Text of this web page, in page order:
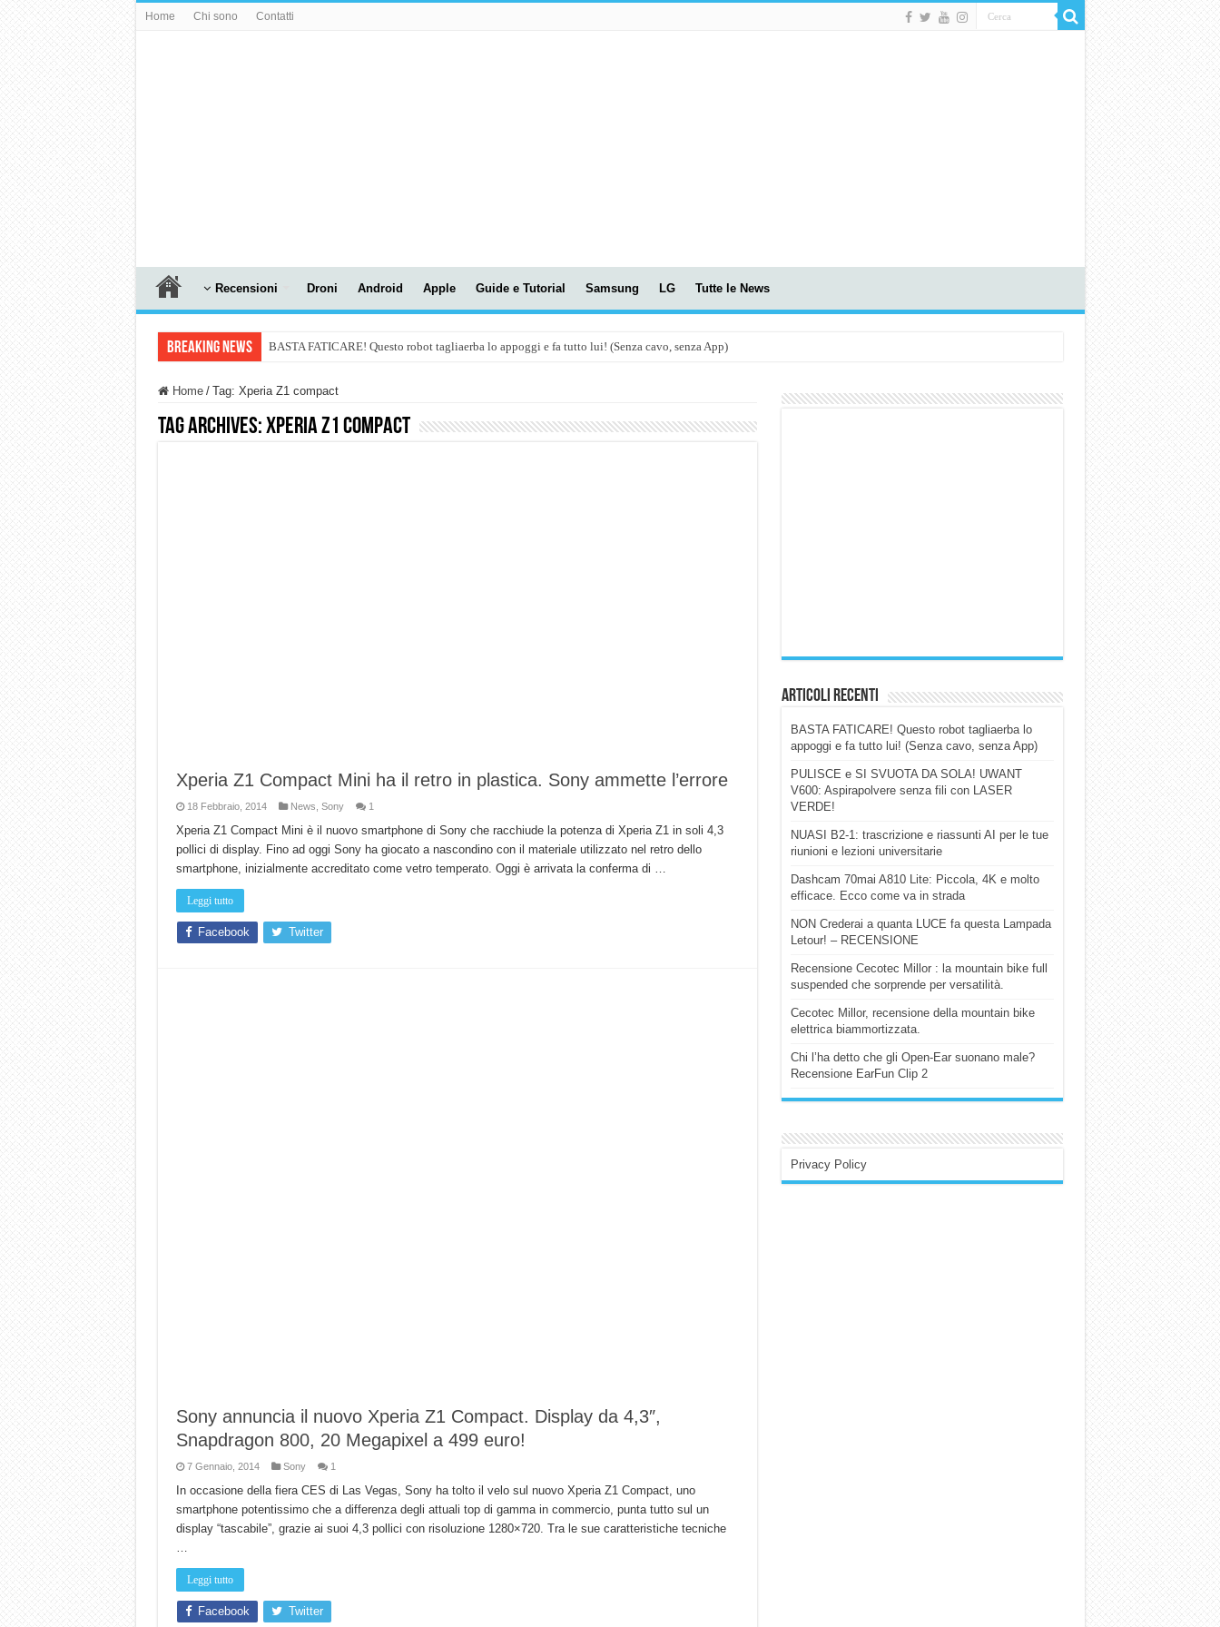
Home Chi sono Contatti
Recensioni Droni Android Apple Guide e Tutorial Samsung LG Tutte le News
Breaking News BASTA FATICARE! Questo robot tagliaerba lo appoggi e fa tutto lui! (Senza cavo, senza App)
Dashcam 70mai A810 Lite: Piccola, 4K e molto efficace. Ecco come va in strada
Home / Tag: Xperia Z1 compact
Tag Archives:Xperia Z1 compact
Xperia Z1 Compact Mini ha il retro in plastica. Sony ammette l’errore
18 Febbraio, 2014 News Sony 1
Xperia Z1 Compact Mini è il nuovo smartphone di Sony che racchiude la potenza di Xperia Z1 in soli 4,3
pollici di display. Fino ad oggi Sony ha giocato a nascondino con il materiale utilizzato nel retro dello
smartphone, inizialmente accreditato come vetro temperato. Oggi è arrivata la conferma di …
Leggi tutto
Facebook Twitter
Sony annuncia il nuovo Xperia Z1 Compact. Display da 4,3″,
Snapdragon 800, 20 Megapixel a 499 euro!
7 Gennaio, 2014 Sony 1
In occasione della fiera CES di Las Vegas, Sony ha tolto il velo sul nuovo Xperia Z1 Compact, uno
smartphone potentissimo che a differenza degli attuali top di gamma in commercio, punta tutto sul un
display “tascabile”, grazie ai suoi 4,3 pollici con risoluzione 1280×720. Tra le sue caratteristiche tecniche
Leggi tutto
Facebook Twitter
Articoli Recenti
BASTA FATICARE! Questo robot tagliaerba lo
appoggi e fa tutto lui! (Senza cavo, senza App)
PULISCE e SI SVUOTA DA SOLA! UWANT
V600: Aspirapolvere senza fili con LASER
VERDE!
NUASI B2-1: trascrizione e riassunti AI per le tue
riunioni e lezioni universitarie
Dashcam 70mai A810 Lite: Piccola, 4K e molto
efficace. Ecco come va in strada
NON Crederai a quanta LUCE fa questa Lampada
Letour! – RECENSIONE
Recensione Cecotec Millor : la mountain bike full
suspended che sorprende per versatilità.
Cecotec Millor, recensione della mountain bike
elettrica biammortizzata.
Chi l’ha detto che gli Open-Ear suonano male?
Recensione EarFun Clip 2
Privacy Policy